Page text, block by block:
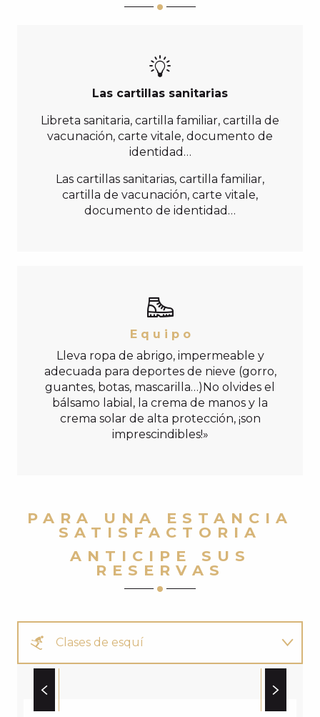
Las cartillas sanitarias
Libreta sanitaria, cartilla familiar, cartilla de
vacunación, carte vitale, documento de
identidad…
Las cartillas sanitarias, cartilla familiar,
cartilla de vacunación, carte vitale,
documento de identidad…
E q u i p o
Lleva ropa de abrigo, impermeable y
adecuada para deportes de nieve (gorro,
guantes, botas, mascarilla…)No olvides el
bálsamo labial, la crema de manos y la
crema solar de alta protección, ¡son
imprescindibles!»
PARA UNA ESTANCIA
SATISFACTORIA
ANTICIPE SUS
RESERVAS
Clases de esquí